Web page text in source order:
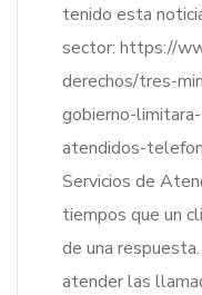
tenido esta
sector: https://
derechos/tres-
gobierno-
atendidos-
Servicios de
tiempos que un
de una
atender las